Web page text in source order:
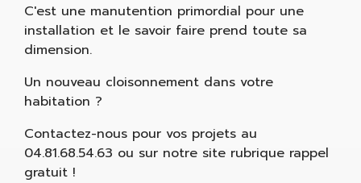
C'est une manutention primordial pour une
installation et le savoir faire prend toute sa
dimension.
Un nouveau cloisonnement dans votre
habitation ?
Contactez-nous pour vos projets au
04.81.68.54.63 ou sur notre site rubrique rappel
gratuit !